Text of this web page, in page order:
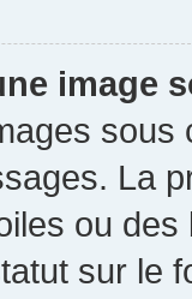
image
sous
La
ou
sur le